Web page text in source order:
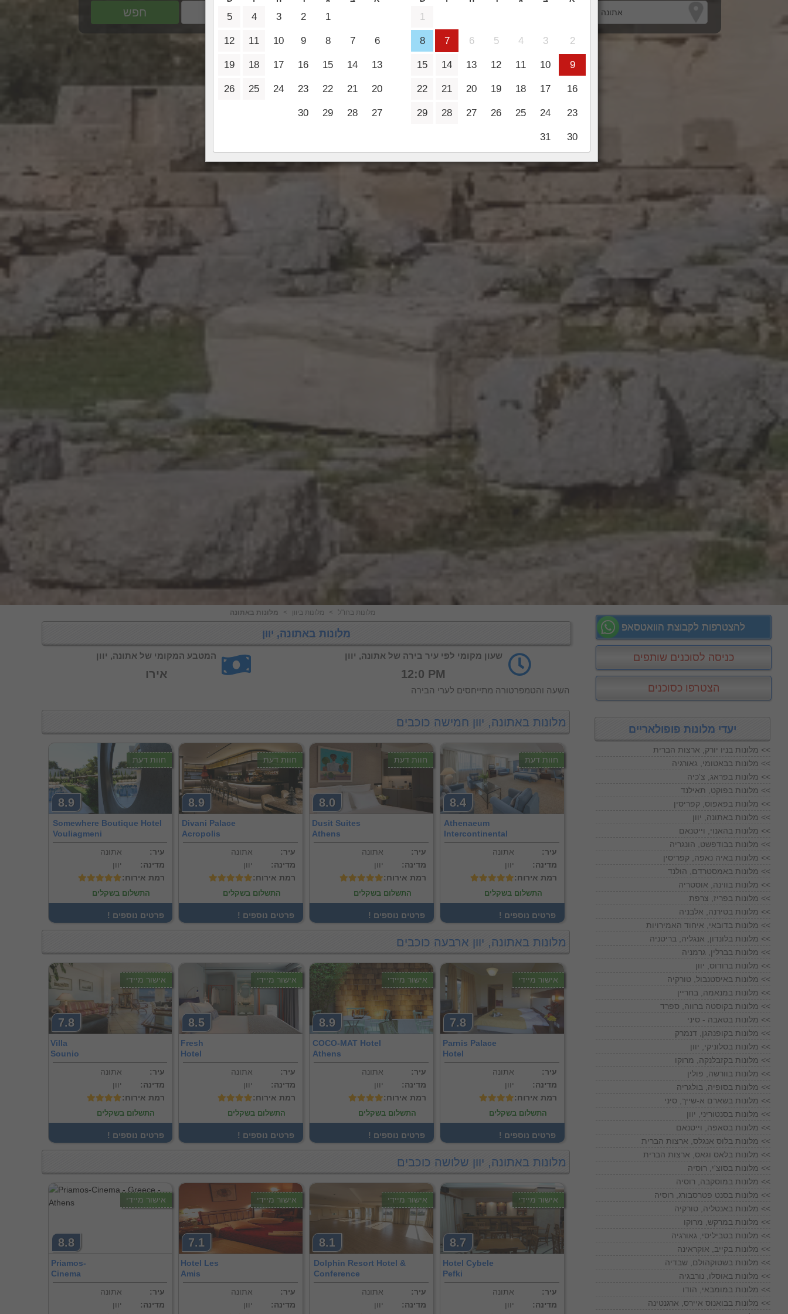
חפש
מלונות באתונה < מלונות ביוון < מלונות בחו"ל
מלונות באתונה, יוון
המטבע המקומי של אתונה, יוון
אירו
שעון מקומי לפי עיר בירה של אתונה, יוון
12:0 PM
השעה והטמפרטורה מתייחסים לערי הבירה
מלונות באתונה, יוון חמישה כוכבים
8.4
חוות דעת
Athenaeum
Intercontinental
אתונה
:עיר
יוון
:מדינה
:רמת אירוח
התשלום בשקלים
! פרטים נוספים
8.0
חוות דעת
Dusit Suites
Athens
אתונה
:עיר
יוון
:מדינה
:רמת אירוח
התשלום בשקלים
! פרטים נוספים
8.9
חוות דעת
Divani Palace
Acropolis
אתונה
:עיר
יוון
:מדינה
:רמת אירוח
התשלום בשקלים
! פרטים נוספים
8.9
חוות דעת
Somewhere Boutique Hotel
Vouliagmeni
אתונה
:עיר
יוון
:מדינה
:רמת אירוח
התשלום בשקלים
! פרטים נוספים
מלונות באתונה, יוון ארבעה כוכבים
7.8
אישור מיידי
Parnis Palace
Hotel
אתונה
:עיר
יוון
:מדינה
:רמת אירוח
התשלום בשקלים
! פרטים נוספים
8.9
אישור מיידי
COCO-MAT Hotel
Athens
אתונה
:עיר
יוון
:מדינה
:רמת אירוח
התשלום בשקלים
! פרטים נוספים
8.5
אישור מיידי
Fresh
Hotel
אתונה
:עיר
יוון
:מדינה
:רמת אירוח
התשלום בשקלים
! פרטים נוספים
7.8
אישור מיידי
Villa
Sounio
אתונה
:עיר
יוון
:מדינה
:רמת אירוח
התשלום בשקלים
! פרטים נוספים
מלונות באתונה, יוון שלושה כוכבים
8.7
אישור מיידי
Hotel Cybele
Pefki
אתונה
:עיר
יוון
:מדינה
8.1
אישור מיידי
Dolphin Resort Hotel &
Conference
אתונה
:עיר
יוון
:מדינה
7.1
אישור מיידי
Hotel Les
Amis
אתונה
:עיר
יוון
:מדינה
8.8
אישור מיידי
Priamos-
Cinema
אתונה
:עיר
יוון
:מדינה
להצטרפות לקבוצת הוואטסאפ
כניסה לסוכנים שותפים
הצטרפו כסוכנים
יעדי מלונות פופולאריים
מלונות בניו יורק, ארצות הברית <<
מלונות בבאטומי, גאורגיה <<
מלונות בפראג, צ'כיה <<
מלונות בפוקט, תאילנד <<
מלונות בפאפוס, קפריסין <<
מלונות באתונה, יוון <<
מלונות בהאנוי, וייטנאם <<
מלונות בבודפשט, הונגריה <<
מלונות באיה נאפה, קפריסין <<
מלונות באמסטרדם, הולנד <<
מלונות בווינה, אוסטריה <<
מלונות בפריז, צרפת <<
מלונות בטירנה, אלבניה <<
מלונות בדובאי, איחוד האמירויות <<
מלונות בלונדון, אנגליה, בריטניה <<
מלונות בברלין, גרמניה <<
מלונות ברודוס, יוון <<
מלונות באיסטנבול, טורקיה <<
מלונות במנאמה, בחריין <<
מלונות בקוסטה ברווה, ספרד <<
מלונות בטאבה - סיני <<
מלונות בקופנהגן, דנמרק <<
מלונות בסלוניקי, יוון <<
מלונות בקזבלנקה, מרוקו <<
מלונות בוורשה, פולין <<
מלונות בסופיה, בולגריה <<
מלונות בשארם א-שייך, סיני <<
מלונות בסנטוריני, יוון <<
מלונות בסאפה, וייטנאם <<
מלונות בלוס אנגלס, ארצות הברית <<
מלונות בלאס וגאס, ארצות הברית <<
מלונות בסוצ'י, רוסיה <<
מלונות במוסקבה, רוסיה <<
מלונות בסנט פטרסבורג, רוסיה <<
מלונות באנטליה, טורקיה <<
מלונות במרקש, מרוקו <<
מלונות בטביליסי, גאורגיה <<
מלונות בקייב, אוקראינה <<
מלונות בשטוקהולם, שבדיה <<
מלונות באוסלו, נורבגיה <<
מלונות במומבאי, הודו <<
מלונות בבואנוס איירס, ארגנטינה <<
1
2
3
4
5
6
7
8
9
10
11
12
13
14
15
16
17
18
19
20
21
22
23
24
25
26
27
28
29
30
31
1
2
3
4
5
6
7
8
9
10
11
12
13
14
15
16
17
18
19
20
21
22
23
24
25
26
27
28
29
30